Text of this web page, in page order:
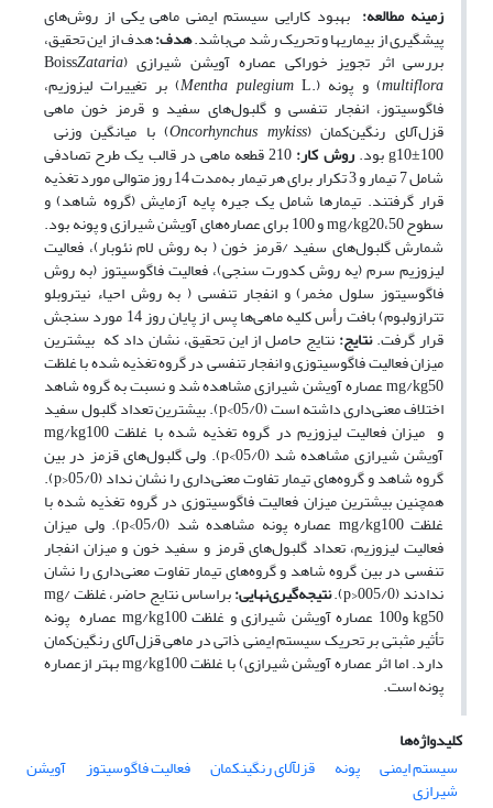
زمینه مطالعه: بهبود کارایی سیستم ایمنی ماهی یکی از روش‌های
پیشگیری از بیماریها و تحریک رشد می‌باشد.هدف:هدف از این تحقیق،
بررسی اثر تجویز خوراکی عصاره آویشن شیرازی (BoissZataria
multiflora) و پونه (. Mentha pulegiumL) بر تغییرات لیزوزیم،
فاگوسیتوز، انفجار تنفسی و گلبول‌های سفید و قرمز خون ماهی
قزل‌آلای رنگین‌کمان (Oncorhynchus mykiss) با میانگین وزنی
g‌‌‌10‌±‌100 بود. روش کار: 210 قطعه ماهی در قالب یک طرح تصادفی
شامل 7 تیمار و 3 تکرار برای هر تیمار به‌مدت 14 روز متوالی مورد تغذیه
قرار گرفتند. تیمارها شامل یک جیره پایه آزمایش (گروه شاهد) و
سطوح mg/kg‌20،50 و 100 برای عصاره‌های آویشن شیرازی و پونه بود.
شمارش گلبول‌های سفید /قرمز خون ( به روش لام نئوبار)، فعالیت
لیزوزیم سرم (یه روش کدورت سنجی)، فعالیت فاگوسیتوز (به روش
فاگوسیتوز سلول مخمر) و انفجار تنفسی ( به روش احیاء نیتروبلو
تترازولبوم) بافت رأس کلیه ماهی‌ها پس از پایان روز 14 مورد سنجش
قرار گرفت.نتایج:نتایج حاصل از این تحقیق، نشان داد که بیشترین
میزان فعالیت فاگوسیتوزی و انفجار تنفسی در گروه تغذیه شده با غلظت
mg/kg‌50 عصاره آویشن شیرازی مشاهده شد و نسبت به گروه شاهد
اختلاف معنی‌داری داشته است (05/0>p). بیشترین تعداد گلبول سفید
و میزان فعالیت لیزوزیم در گروه تغذیه شده با غلظت mg/kg‌100
آویشن شیرازی مشاهده شد (05/0>p). ولی گلبول‌های قزمز در بین
گروه شاهد و گروه‌های تیمار تفاوت معنی‌داری را نشان نداد (05/0<p).
همچنین بیشترین میزان فعالیت فاگوسیتوزی در گروه تغذیه شده با
غلظت mg/kg‌100 عصاره پونه مشاهده شد (05/0>p). ولی میزان
فعالیت لیزوزیم، تعداد گلبول‌های قرمز و سفید خون و میزان انفجار
تنفسی در بین گروه شاهد و گروه‌های تیمار تفاوت معنی‌داری را نشان
ندادند (005/0<p). نتیجه‌گیری‌نهایی: بر‌اساس نتایج حاضر، غلظت mg/
kg‌50 و100 عصاره آویشن شیرازی و غلظت mg/kg‌100 عصاره پونه
تأثیر مثبتی بر تحریک سیستم ایمنی ذاتی در ماهی قزل‌آلای رنگین‌کمان
دارد. اما اثر عصاره آویشن شیرازی) با غلظت mg/kg‌100 بهتر ازعصاره
پونه است.
کلیدواژه‌ها
سیستم ایمنی
پونه قزلآلای رنگینکمان فعالیت فاگوسیتوز آویشن
شیرازی